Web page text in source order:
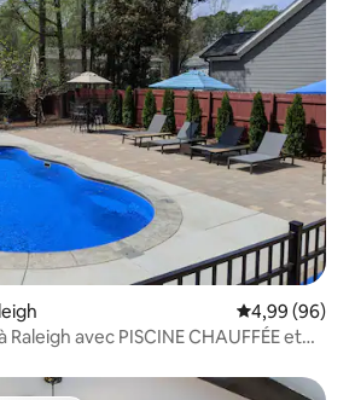
Évaluation
4,99 (96)
avec PISCINE CHAUFFÉE et